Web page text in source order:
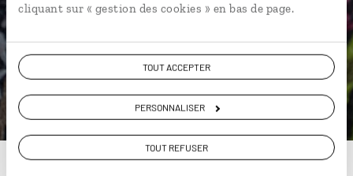
cliquant sur « gestion des cookies » en bas de page.
TOUT ACCEPTER
PERSONNALISER
TOUT REFUSER
DEMANDER UN DEVIS
ou
Construisez votre voyage avec un spécialiste
Roumanie
01 84 75 16 67